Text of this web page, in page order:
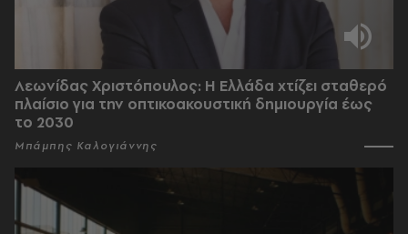
Λεωνίδας Χριστόπουλος: Η Ελλάδα χτίζει σταθερό
πλαίσιο για την οπτικοακουστική δημιουργία έως
το 2030
Μπάμπης Καλογιάννης